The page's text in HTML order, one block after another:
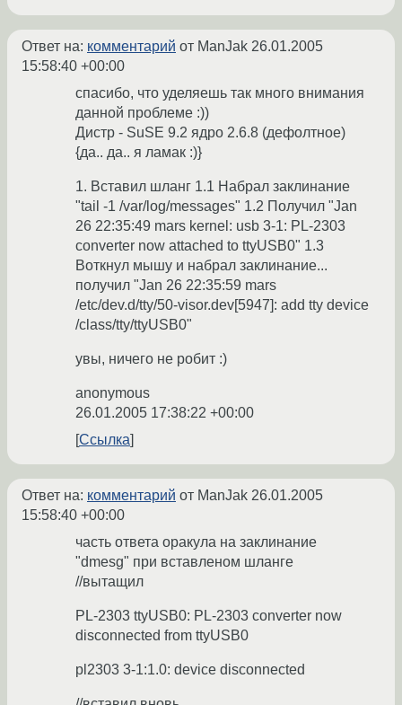
Ответ на: комментарий от ManJak 26.01.2005
15:58:40 +00:00
спасибо, что уделяешь так много внимания
данной проблеме :))
Дистр - SuSE 9.2 ядро 2.6.8 (дефолтное)
{да.. да.. я ламак :)}
1. Вставил шланг 1.1 Набрал заклинание
"tail -1 /var/log/messages" 1.2 Получил "Jan
26 22:35:49 mars kernel: usb 3-1: PL-2303
converter now attached to ttyUSB0" 1.3
Воткнул мышу и набрал заклинание...
получил "Jan 26 22:35:59 mars
/etc/dev.d/tty/50-visor.dev[5947]: add tty device
/class/tty/ttyUSB0"
увы, ничего не робит :)
anonymous
26.01.2005 17:38:22 +00:00
Ссылка
Ответ на: комментарий от ManJak 26.01.2005
15:58:40 +00:00
часть ответа оракула на заклинание
"dmesg" при вставленом шланге
//вытащил
PL-2303 ttyUSB0: PL-2303 converter now
disconnected from ttyUSB0
pl2303 3-1:1.0: device disconnected